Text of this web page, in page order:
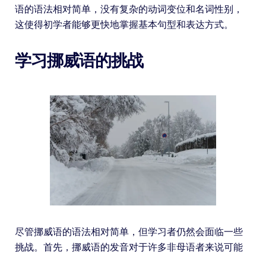
语的语法相对简单，没有复杂的动词变位和名词性别，
这使得初学者能够更快地掌握基本句型和表达方式。
学习挪威语的挑战
尽管挪威语的语法相对简单，但学习者仍然会面临一些
挑战。首先，挪威语的发音对于许多非母语者来说可能